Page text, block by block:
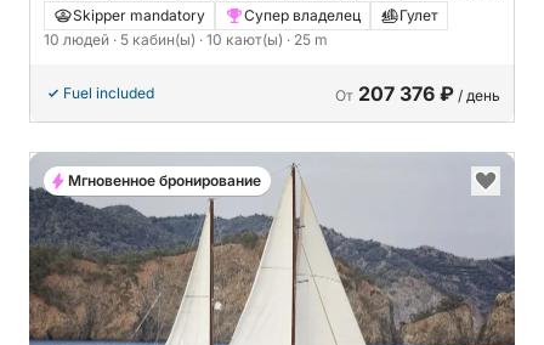
people Traditional gulet 25m
Skipper mandatory Супер владелец
Гулет
10 людей · 5 кабин(ы) · 10 кают(ы) · 25 m
Fuel included От 207 376 ₽ / день
Мгновенное бронирование